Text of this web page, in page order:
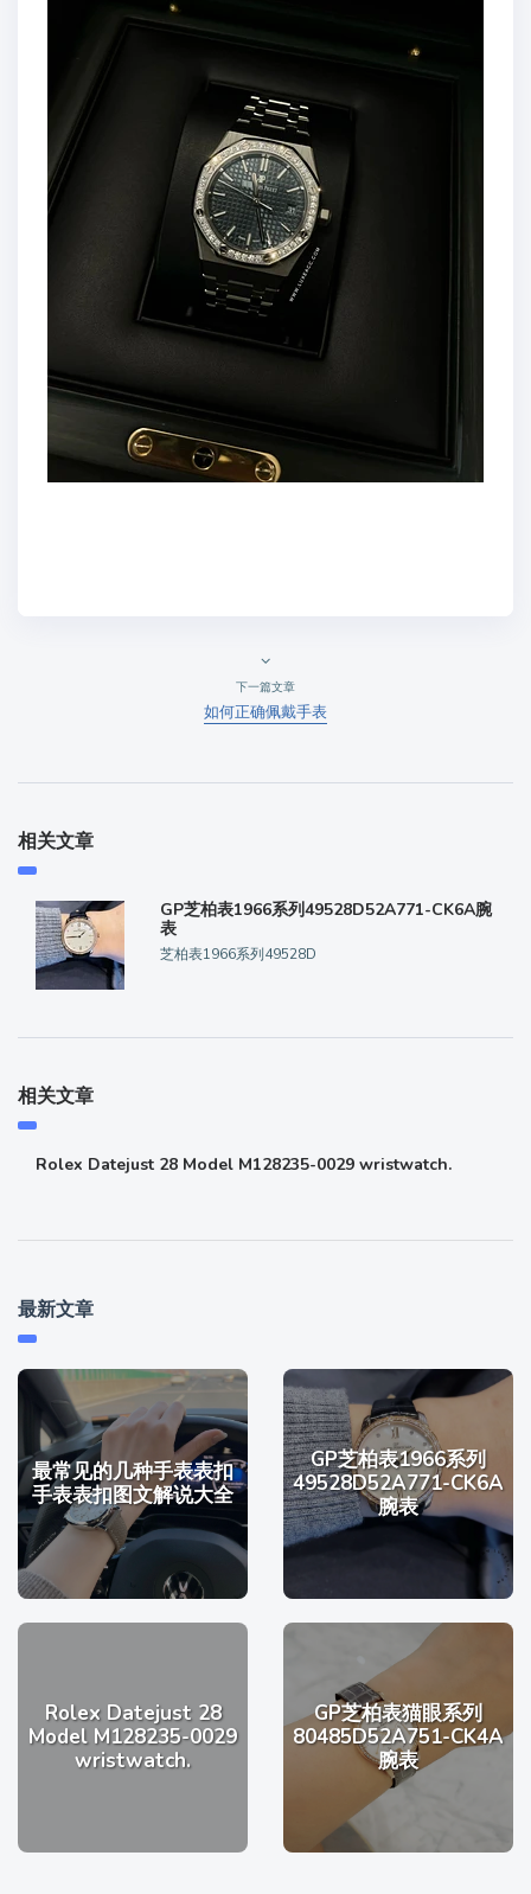
下一篇文章
如何正确佩戴手表
相关文章
GP芝柏表1966系列49528D52A771-CK6A腕
表
芝柏表1966系列49528D
相关文章
Rolex Datejust 28 Model M128235-0029 wristwatch.
最新文章
最常见的几种手表表扣
手表表扣图文解说大全
GP芝柏表1966系列
49528D52A771-CK6A
腕表
Rolex Datejust 28
Model M128235-0029
wristwatch.
GP芝柏表猫眼系列
80485D52A751-CK4A
腕表